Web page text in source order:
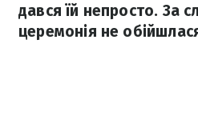
дався їй непросто. За
церемонія не